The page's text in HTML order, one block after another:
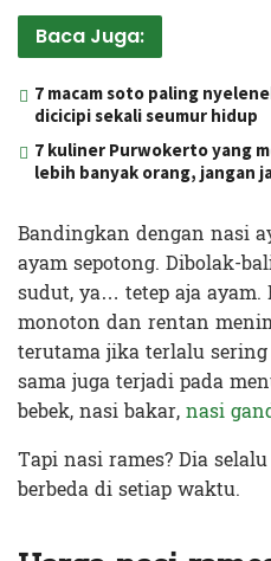
Baca Juga:
7 macam soto paling
dicicipi sekali seumur hidup
7 kuliner Purwokerto yang
lebih banyak orang, jangan
Bandingkan dengan nasi
ayam sepotong. Dibolak-
sudut, ya… tetep aja ayam.
monoton dan rentan
terutama jika terlalu
sama juga terjadi pada
bebek, nasi bakar,nasi
Tapi nasi rames? Dia
berbeda di setiap waktu.